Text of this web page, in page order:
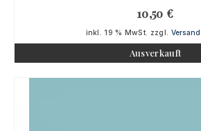
10,50 €
inkl. 19 % MwSt. zzgl.
Ausverkauft